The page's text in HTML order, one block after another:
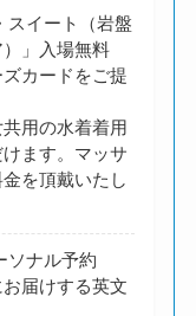
スイート（岩盤
」入場無料
カードをご提
共用の水着着用
ます。マッサ
を頂戴いたし
ソナル予約
届けする英文